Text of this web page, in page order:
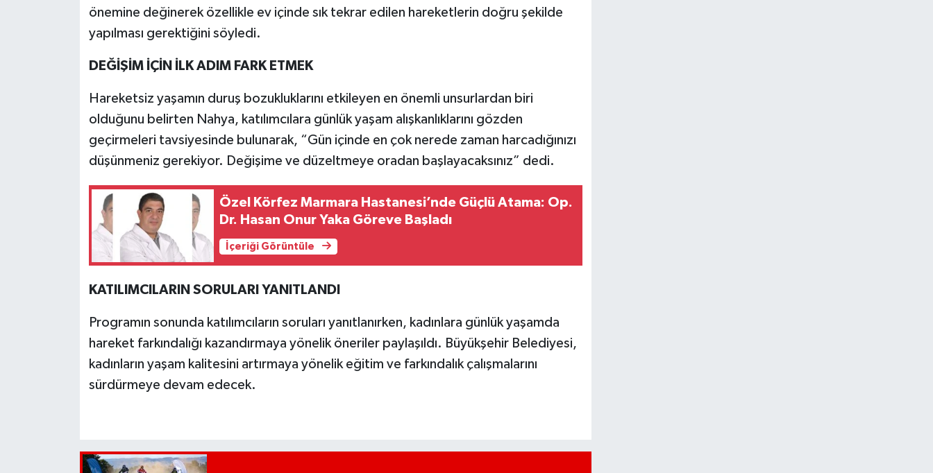
önemine değinerek özellikle ev içinde sık tekrar edilen hareketlerin doğru şekilde
yapılması gerektiğini söyledi.
DEĞİŞİM İÇİN İLK ADIM FARK ETMEK
Hareketsiz yaşamın duruş bozukluklarını etkileyen en önemli unsurlardan biri
olduğunu belirten Nahya, katılımcılara günlük yaşam alışkanlıklarını gözden
geçirmeleri tavsiyesinde bulunarak, “Gün içinde en çok nerede zaman harcadığınızı
düşünmeniz gerekiyor. Değişime ve düzeltmeye oradan başlayacaksınız” dedi.
Özel Körfez Marmara Hastanesi’nde Güçlü Atama: Op.
Dr. Hasan Onur Yaka Göreve Başladı
İçeriği Görüntüle
KATILIMCILARIN SORULARI YANITLANDI
Programın sonunda katılımcıların soruları yanıtlanırken, kadınlara günlük yaşamda
hareket farkındalığı kazandırmaya yönelik öneriler paylaşıldı. Büyükşehir Belediyesi,
kadınların yaşam kalitesini artırmaya yönelik eğitim ve farkındalık çalışmalarını
sürdürmeye devam edecek.